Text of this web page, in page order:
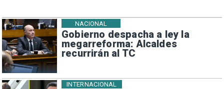
Gobierno despacha a ley la
megarreforma: Alcaldes
recurrirán al TC
NACIONAL
INTERNACIONAL